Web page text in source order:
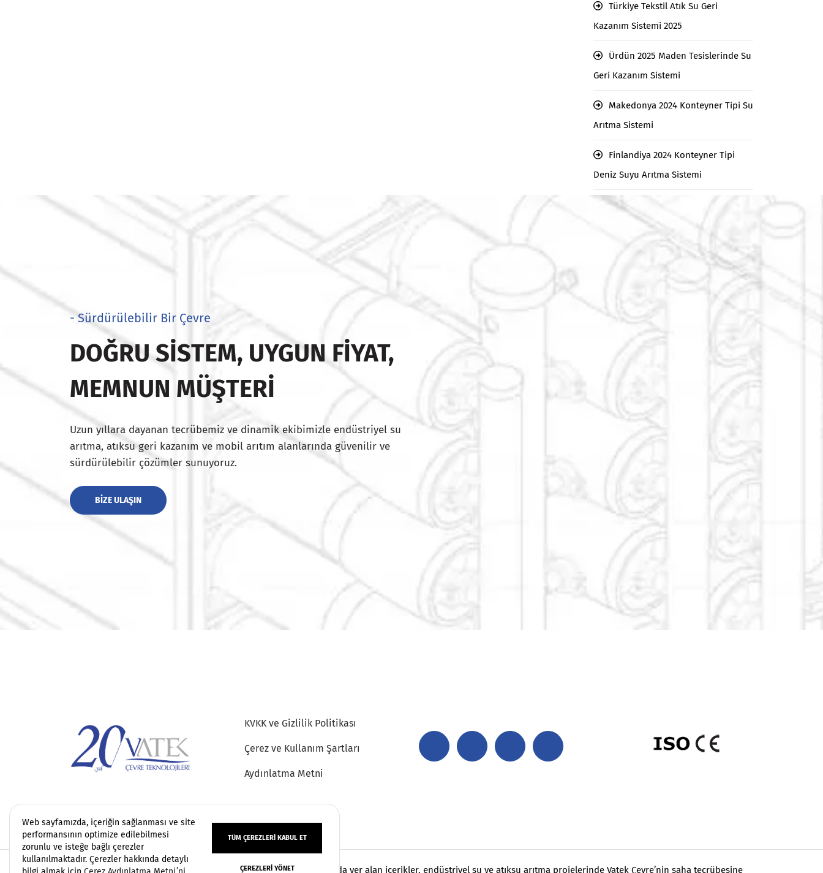
Türkiye Tekstil Atık Su Geri
Kazanım Sistemi 2025
Ürdün 2025 Maden Tesislerinde Su
Geri Kazanım Sistemi
Makedonya 2024 Konteyner Tipi Su
Arıtma Sistemi
Finlandiya 2024 Konteyner Tipi
Deniz Suyu Arıtma Sistemi
- Sürdürülebilir Bir Çevre
DOĞRU SISTEM, UYGUN FIYAT,
MEMNUN MÜŞTERI
Uzun yıllara dayanan tecrübemiz ve dinamik ekibimizle endüstriyel su
arıtma, atıksu geri kazanım ve mobil arıtım alanlarında güvenilir ve
sürdürülebilir çözümler sunuyoruz.
BIZE ULAŞIN
KVKK ve Gizlilik Politikası
Çerez ve Kullanım Şartları
Aydınlatma Metni
Copyright 2006 - 2026 Vatek Çevre. Her hakkı saklıdır. Sayfamızda yer alan içerikler, endüstriyel su ve atıksu arıtma projelerinde Vatek Çevre’nin saha tecrübesine
Web sayfamızda, içeriğin sağlanması ve site
performansının optimize edilebilmesi
zorunlu ve isteğe bağlı çerezler
kullanılmaktadır. Çerezler hakkında detaylı
TÜM ÇEREZLERI KABUL ET
ÇEREZLERI YÖNET